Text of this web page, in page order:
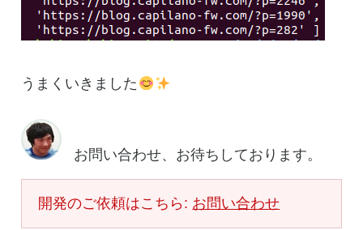
うまくいきました
お問い合わせ、お待ちしております。
開発のご依頼はこちら: お問い合わせ